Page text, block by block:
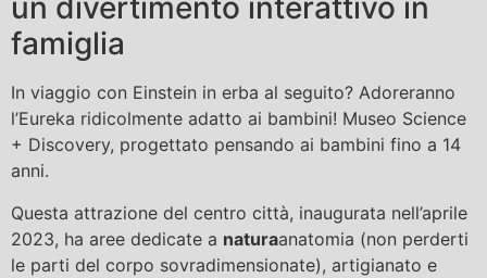
un divertimento interattivo in
famiglia
In viaggio con Einstein in erba al seguito? Adoreranno
l’Eureka ridicolmente adatto ai bambini! Museo Science
+ Discovery, progettato pensando ai bambini fino a 14
anni.
Questa attrazione del centro città, inaugurata nell’aprile
2023, ha aree dedicate a naturaanatomia (non perderti
le parti del corpo sovradimensionate), artigianato e